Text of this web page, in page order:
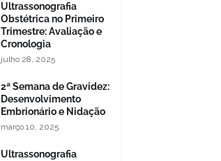
Ultrassonografia
Obstétrica no Primeiro
Trimestre: Avaliação e
Cronologia
julho 28, 2025
2ª Semana de Gravidez:
Desenvolvimento
Embrionário e Nidação
março 10, 2025
Ultrassonografia